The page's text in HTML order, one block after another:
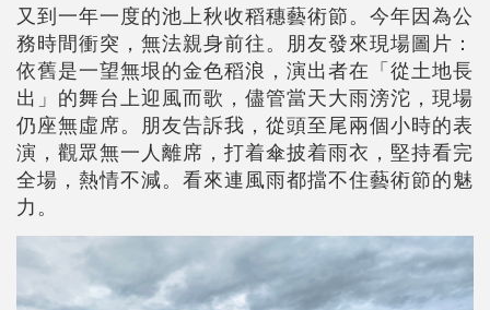
又到一年一度的池上秋收稻穗藝術節。今年因為公
務時間衝突，無法親身前往。朋友發來現場圖片：
依舊是一望無垠的金色稻浪，演出者在「從土地長
出」的舞台上迎風而歌，儘管當天大雨滂沱，現場
仍座無虛席。朋友告訴我，從頭至尾兩個小時的表
演，觀眾無一人離席，打着傘披着雨衣，堅持看完
全場，熱情不減。看來連風雨都擋不住藝術節的魅
力。